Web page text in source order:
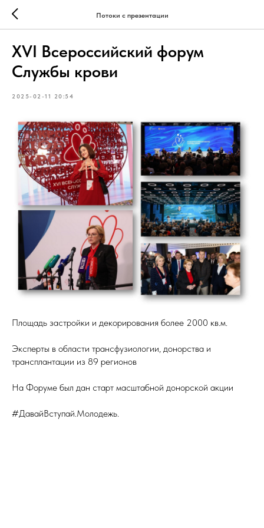
Потоки с презентации
XVI Всероссийский форум
Службы крови
2025-02-11 20:54
Площадь застройки и декорирования более 2000 кв.м.
Эксперты в области трансфузиологии, донорства и
трансплантации из 89 регионов
На Форуме был дан старт масштабной донорской акции
#ДавайВступай.Молодежь.